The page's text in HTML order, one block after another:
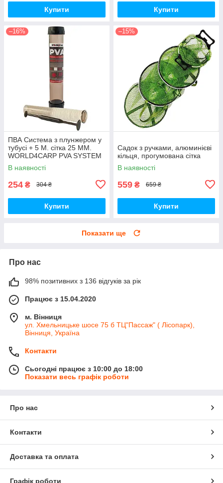
Купити Купити
–16%
ПВА Система з плунжером у
тубусі + 5 М. сітка 25 ММ.
WORLD4CARP PVA SYSTEM
В наявності
254 ₴ 304 ₴
Купити
–15%
Садок з ручками, алюминієві
кільця, прогумована сітка
В наявності
559 ₴ 659 ₴
Купити
Показати ще
Про нас
98% позитивних з 136 відгуків за рік
Працює з 15.04.2020
м. Вінниця
ул. Хмельницьке шосе 75 б ТЦ"Пассаж" ( Лісопарк),
Вінниця, Україна
Контакти
Сьогодні працює з 10:00 до 18:00
Показати весь графік роботи
Про нас
Контакти
Доставка та оплата
Графік роботи